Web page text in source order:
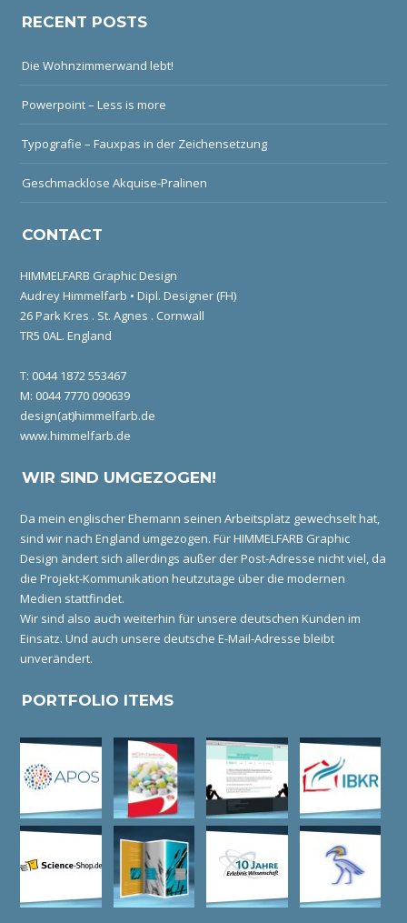
RECENT POSTS
Die Wohnzimmerwand lebt!
Powerpoint – Less is more
Typografie – Fauxpas in der Zeichensetzung
Geschmacklose Akquise-Pralinen
CONTACT
HIMMELFARB Graphic Design
Audrey Himmelfarb • Dipl. Designer (FH)
26 Park Kres . St. Agnes . Cornwall
TR5 0AL. England
T: 0044 1872 553467
M: 0044 7770 090639
design(at)himmelfarb.de
www.himmelfarb.de
WIR SIND UMGEZOGEN!
Da mein englischer Ehemann seinen Arbeitsplatz gewechselt hat,
sind wir nach England umgezogen. Für HIMMELFARB Graphic
Design ändert sich allerdings außer der Post-Adresse nicht viel, da
die Projekt-Kommunikation heutzutage über die modernen
Medien stattfindet.
Wir sind also auch weiterhin für unsere deutschen Kunden im
Einsatz. Und auch unsere deutsche E-Mail-Adresse bleibt
unverändert.
PORTFOLIO ITEMS